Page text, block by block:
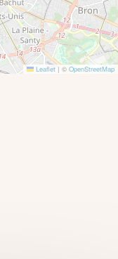
Leaflet | © OpenStreetMap